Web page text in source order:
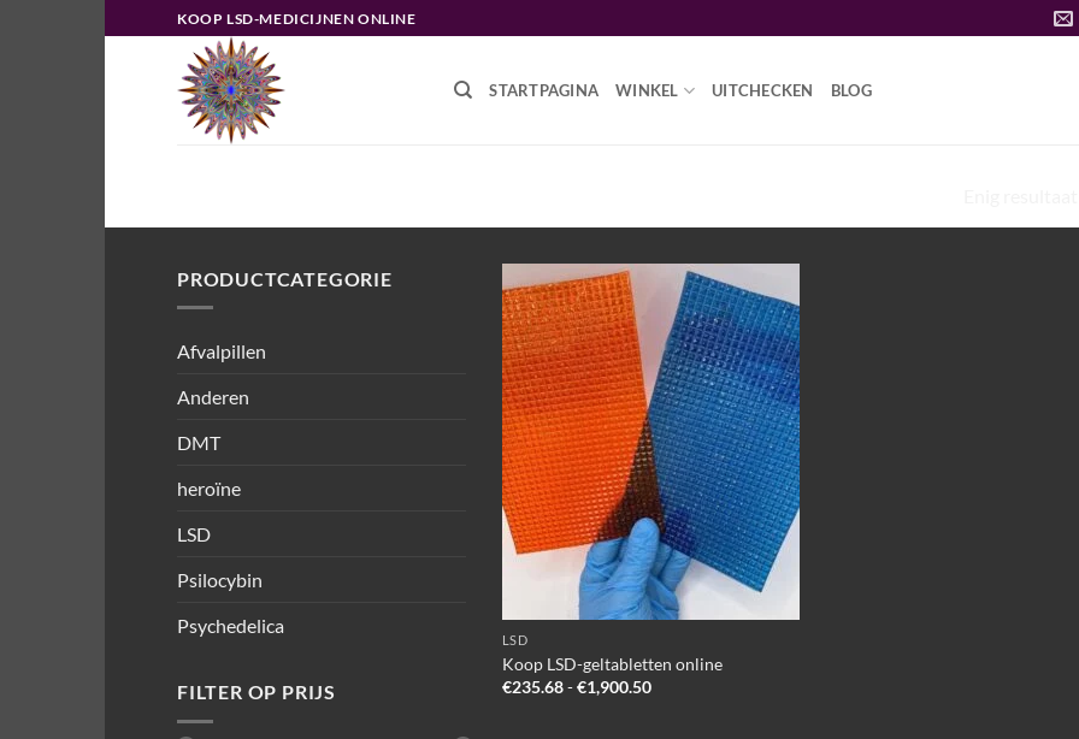
naar
KOOP LSD-MEDICIJNEN ONLINE
STARTPAGINA WINKEL UITCHECKEN BLOG
PRODUCTCATEGORIE
Afvalpillen
Anderen
DMT
heroïne
LSD
Psilocybin
Psychedelica
FILTER OP PRIJS
Add to
wishlist
LSD
Koop LSD-geltabletten online
€235.68-€1,900.50Prijsklasse: